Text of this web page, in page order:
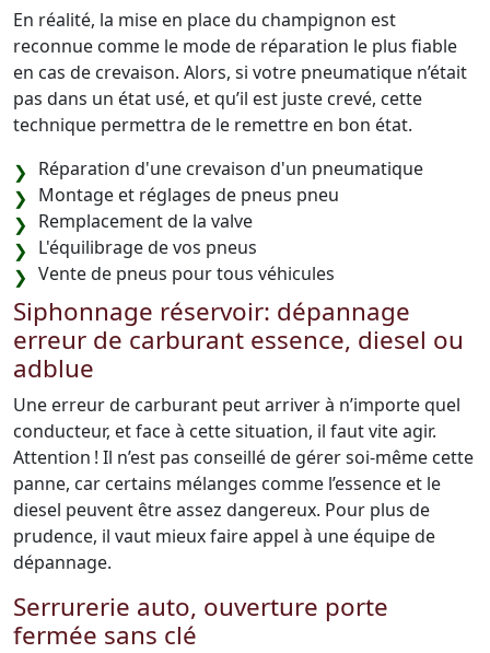
En réalité, la mise en place du champignon est
reconnue comme le mode de réparation le plus fiable
en cas de crevaison. Alors, si votre pneumatique n’était
pas dans un état usé, et qu’il est juste crevé, cette
technique permettra de le remettre en bon état.
Réparation d'une crevaison d'un pneumatique
Montage et réglages de pneus pneu
Remplacement de la valve
L'équilibrage de vos pneus
Vente de pneus pour tous véhicules
Siphonnage réservoir: dépannage
erreur de carburant essence, diesel ou
adblue
Une erreur de carburant peut arriver à n’importe quel
conducteur, et face à cette situation, il faut vite agir.
Attention ! Il n’est pas conseillé de gérer soi-même cette
panne, car certains mélanges comme l’essence et le
diesel peuvent être assez dangereux. Pour plus de
prudence, il vaut mieux faire appel à une équipe de
dépannage.
Serrurerie auto, ouverture porte
fermée sans clé